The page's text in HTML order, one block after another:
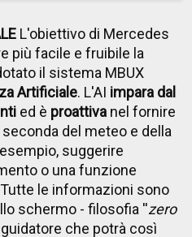
L'obiettivo di Mercedes
più facile e fruibile la
il sistema MBUX
Artificiale. L'AI impara dal
ed è proattiva nel fornire
del meteo e della
suggerire
o una funzione
le informazioni sono
schermo - filosofia ''zero
che potrà così